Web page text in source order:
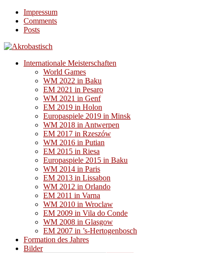
Impressum
Comments
Posts
Internationale Meisterschaften
World Games
WM 2022 in Baku
EM 2021 in Pesaro
WM 2021 in Genf
EM 2019 in Holon
Europaspiele 2019 in Minsk
WM 2018 in Antwerpen
EM 2017 in Rzeszów
WM 2016 in Putian
EM 2015 in Riesa
Europaspiele 2015 in Baku
WM 2014 in Paris
EM 2013 in Lissabon
WM 2012 in Orlando
EM 2011 in Varna
WM 2010 in Wroclaw
EM 2009 in Vila do Conde
WM 2008 in Glasgow
EM 2007 in ’s-Hertogenbosch
Formation des Jahres
Bilder